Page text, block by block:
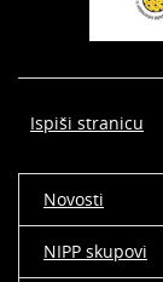
Ispiši stranicu
Novosti
NIPP skupovi